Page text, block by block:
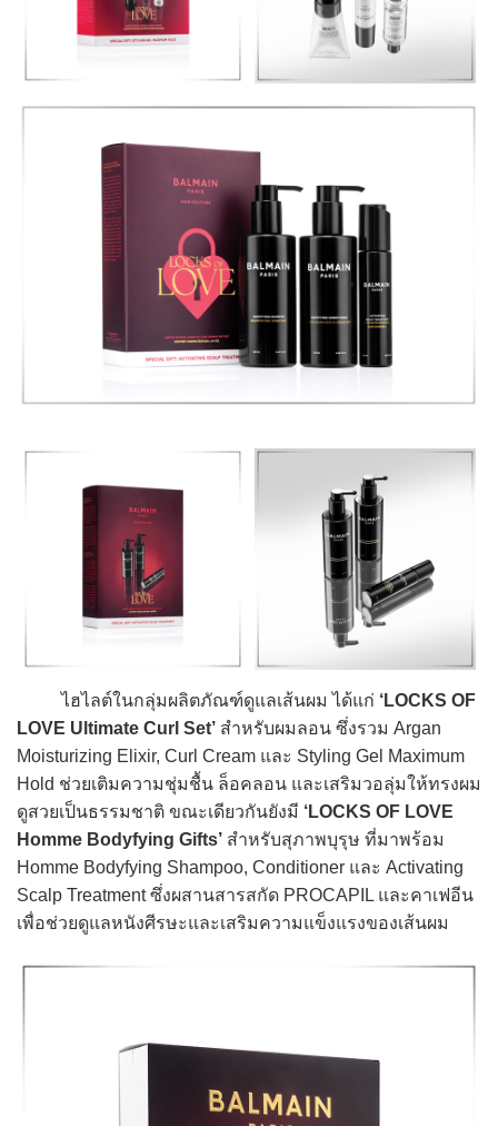
ไฮไลต์ในกลุ่มผลิตภัณฑ์ดูแลเส้นผม ได้แก่ ‘LOCKS OF
LOVE Ultimate Curl Set’ สำหรับผมลอน ซึ่งรวม Argan
Moisturizing Elixir, Curl Cream และ Styling Gel Maximum
Hold ช่วยเติมความชุ่มชื้น ล็อคลอน และเสริมวอลุ่มให้ทรงผม
ดูสวยเป็นธรรมชาติ ขณะเดียวกันยังมี ‘LOCKS OF LOVE
Homme Bodyfying Gifts’ สำหรับสุภาพบุรุษ ที่มาพร้อม
Homme Bodyfying Shampoo, Conditioner และ Activating
Scalp Treatment ซึ่งผสานสารสกัด PROCAPIL และคาเฟอีน
เพื่อช่วยดูแลหนังศีรษะและเสริมความแข็งแรงของเส้นผม